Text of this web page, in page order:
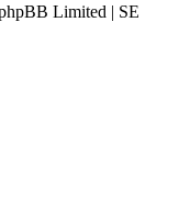
Limited | SE